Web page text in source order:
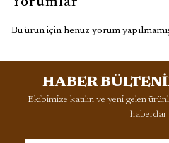
Bu ürün için henüz yorum
HABER
Ekibimize katılın ve yeni gelen
haberdar